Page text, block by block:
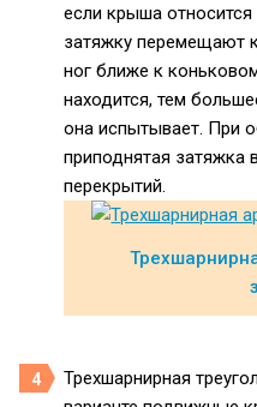
если крыша
затяжку перемещают
ног ближе к
находится, тем
она испытывает. При
приподнятая затяжка
перекрытий.
Трехшарнирная